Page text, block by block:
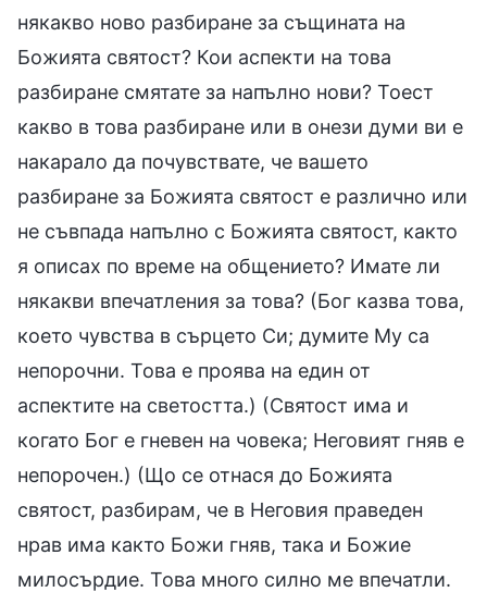
някакво ново разбиране за същината на
Божията святост? Кои аспекти на това
разбиране смятате за напълно нови? Тоест
какво в това разбиране или в онези думи ви е
накарало да почувствате, че вашето
разбиране за Божията святост е различно или
не съвпада напълно с Божията святост, както
я описах по време на общението? Имате ли
някакви впечатления за това? (Бог казва това,
което чувства в сърцето Си; думите Му са
непорочни. Това е проява на един от
аспектите на светостта.) (Святост има и
когато Бог е гневен на човека; Неговият гняв е
непорочен.) (Що се отнася до Божията
святост, разбирам, че в Неговия праведен
нрав има както Божи гняв, така и Божие
милосърдие. Това много силно ме впечатли.